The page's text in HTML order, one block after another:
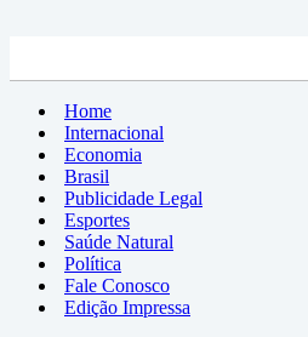
Home
Internacional
Economia
Brasil
Publicidade Legal
Esportes
Saúde Natural
Política
Fale Conosco
Edição Impressa